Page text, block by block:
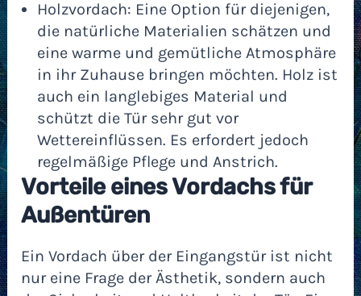
Holzvordach: Eine Option für diejenigen,
die natürliche Materialien schätzen und
eine warme und gemütliche Atmosphäre
in ihr Zuhause bringen möchten. Holz ist
auch ein langlebiges Material und
schützt die Tür sehr gut vor
Wettereinflüssen. Es erfordert jedoch
regelmäßige Pflege und Anstrich.
Vorteile eines Vordachs für
Außentüren
Ein Vordach über der Eingangstür ist nicht
nur eine Frage der Ästhetik, sondern auch